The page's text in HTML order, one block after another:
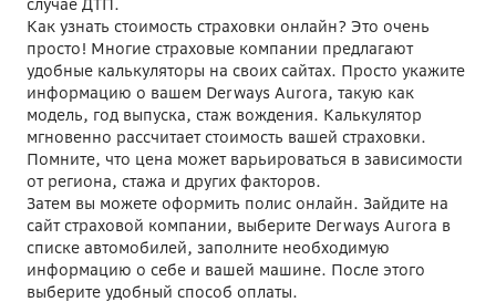
случае ДТП.
Как узнать стоимость страховки онлайн? Это очень
просто! Многие страховые компании предлагают
удобные калькуляторы на своих сайтах. Просто укажите
информацию о вашем Derways Aurora, такую как
модель, год выпуска, стаж вождения. Калькулятор
мгновенно рассчитает стоимость вашей страховки.
Помните, что цена может варьироваться в зависимости
от региона, стажа и других факторов.
Затем вы можете оформить полис онлайн. Зайдите на
сайт страховой компании, выберите Derways Aurora в
списке автомобилей, заполните необходимую
информацию о себе и вашей машине. После этого
выберите удобный способ оплаты.